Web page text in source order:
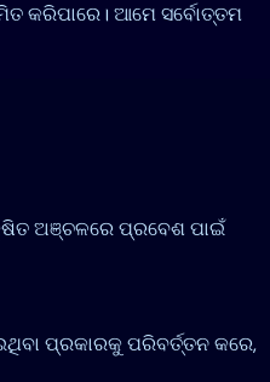
କରିପାରେ। ଆମେ ସର୍ବୋତ୍ତମ
ଅଞ୍ଚଳରେ ପ୍ରବେଶ ପାଇଁ
ପ୍ରକାରକୁ ପରିବର୍ତ୍ତନ କରେ,